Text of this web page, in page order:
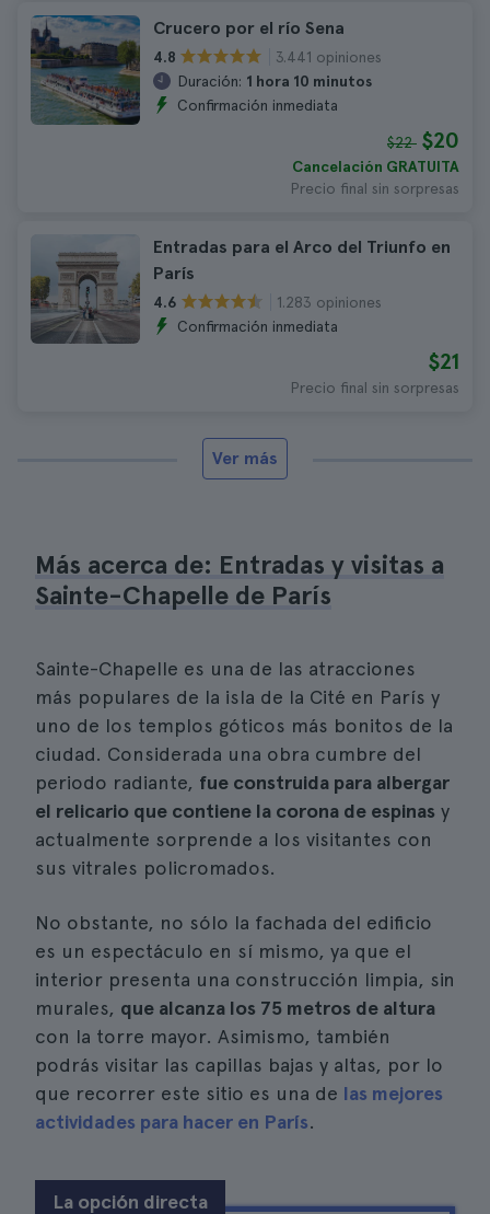
Crucero por el río Sena
4.8
3.441 opiniones
Duración: 1 hora 10 minutos
Confirmación inmediata
$22 $20
Cancelación GRATUITA
Precio final sin sorpresas
Entradas para el Arco del Triunfo en
París
4.6
1.283 opiniones
Confirmación inmediata
$21
Precio final sin sorpresas
Ver más
Más acerca de: Entradas y visitas a
Sainte-Chapelle de París
Sainte-Chapelle es una de las atracciones
más populares de la isla de la Cité en París y
uno de los templos góticos más bonitos de la
ciudad. Considerada una obra cumbre del
periodo radiante, fue construida para albergar
el relicario que contiene la corona de espinas y
actualmente sorprende a los visitantes con
sus vitrales policromados.
No obstante, no sólo la fachada del edificio
es un espectáculo en sí mismo, ya que el
interior presenta una construcción limpia, sin
murales, que alcanza los 75 metros de altura
con la torre mayor. Asimismo, también
podrás visitar las capillas bajas y altas, por lo
que recorrer este sitio es una de las mejores
actividades para hacer en París.
La opción directa